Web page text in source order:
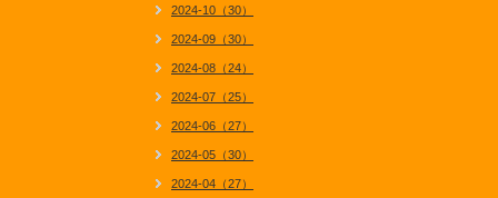
2024-10（30）
2024-09（30）
2024-08（24）
2024-07（25）
2024-06（27）
2024-05（30）
2024-04（27）